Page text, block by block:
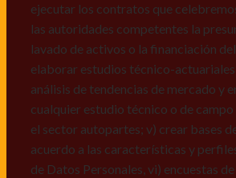
Declaro que puedo acceder a la
de datos personales de Derco en la
direcciónwww.autoplanet.com.co,
manifiesto que he sido informado
a conocer, actualizar, rectificar,
prueba: i) de autorización y ii)
quejas y/o reclamos en canales de
atención:
ejecutar los contratos que
las autoridades competentes la
lavado de activos o la financiación
elaborar estudios técnico-actuariales,
análisis de tendencias de mercado y
cualquier estudio técnico o de
el sector autopartes; v) crear bases
acuerdo a las características y
de Datos Personales, vi) encuestas